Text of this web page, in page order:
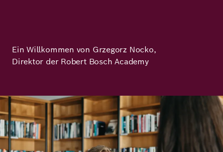
Richard
Weizsäcker
Forum
Ein Willkommen von Grzegorz Nocko,
Direktor der Robert Bosch Academy
Bild